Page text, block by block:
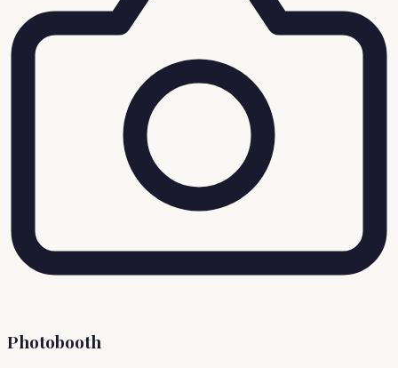
Photobooth